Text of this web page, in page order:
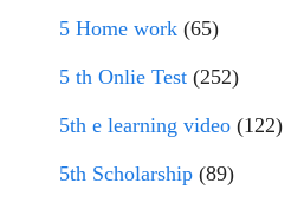
5 Home work (65)
5 th Onlie Test (252)
5th e learning video (122)
5th Scholarship (89)